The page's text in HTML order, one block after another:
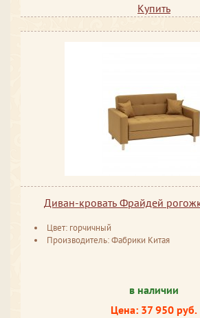
Купить
Диван-кровать Фрайдей
Цвет: горчичный
Производитель: Фабрики Китая
в наличии
Цена: 37 950 руб.